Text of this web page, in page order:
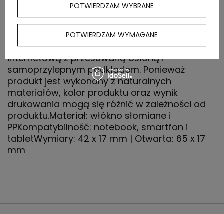
OPIS
Uniwersalny ochraniacz na kamerę
internetową z przesuwaną osłoną i
samoprzylepnym podkładem. Ponieważ
produkt jest wykonany z naturalnych
materiałów, kolor produktu oraz wynik
drukowania mogą się różnić w zależności od
produktu.Materiał: włókno słomiane i
PPKompatybilność: notebook, smartfon i
tabletWymiary: 42 x 17 mm | Otwarta: 65 x 17
mm
POTWIERDZAM WYBRANE
POTWIERDZAM WYMAGANE